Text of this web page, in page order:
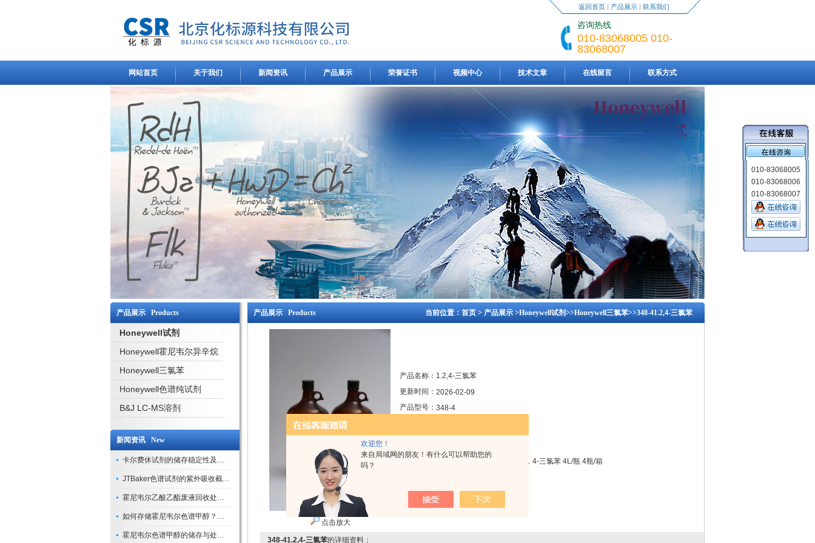
欢迎您！
来自局域网的朋友！有什么可以帮助您的
吗？
返回首页| 产品展示| 联系我们
咨询热线
010-83068005 010-
83068007
网站首页 关于我们 新闻资讯 产品展示 荣誉证书 视频中心 技术文章 在线留言 联系方式
产品展示 Products
Honeywell试剂
Honeywell霍尼韦尔异辛烷
Honeywell三氯苯
Honeywell色谱纯试剂
B&J LC-MS溶剂
新闻资讯 New
卡尔费休试剂的储存稳定性及开封后有效期验证
JTBaker色谱试剂的紫外吸收截止波长与背景干扰
霍尼韦尔乙酸乙酯废液回收处理方法与环保处置建议
如何存储霍尼韦尔色谱甲醇？避光、密封、远离火源
霍尼韦尔色谱甲醇的储存与处理注意事项
产品展示 Products 当前位置： 首页 > 产品展示 >Honeywell试剂>>Honeywell三氯苯>>348-41.2,4-三氯苯
点击放大
产品名称： 1.2,4-三氯苯
更新时间： 2026-02-09
产品型号： 348-4
Honeywell B&J brand 1，2，4-三氯苯 4L/瓶 4瓶/箱
348-41.2,4-三氯苯的详细资料：
010-83068005
010-83068006
010-83068007